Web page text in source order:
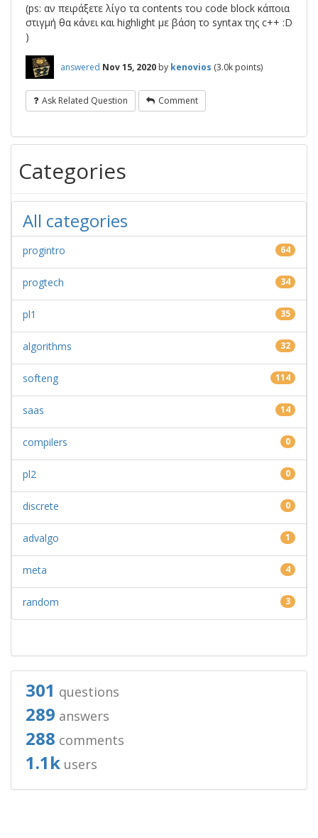
(ps: αν πειράξετε λίγο τα contents του code block κάποια
στιγμή θα κάνει και highlight με βάση το syntax της c++ :D
)
answered Nov 15, 2020 by kenovios (3.0k points)
Ask Related Question Comment
Categories
All categories
progintro 64
progtech 34
pl1 35
algorithms 32
softeng 114
saas 14
compilers 0
pl2 0
discrete 0
advalgo 1
meta 4
random 3
301 questions
289 answers
288 comments
1.1k users